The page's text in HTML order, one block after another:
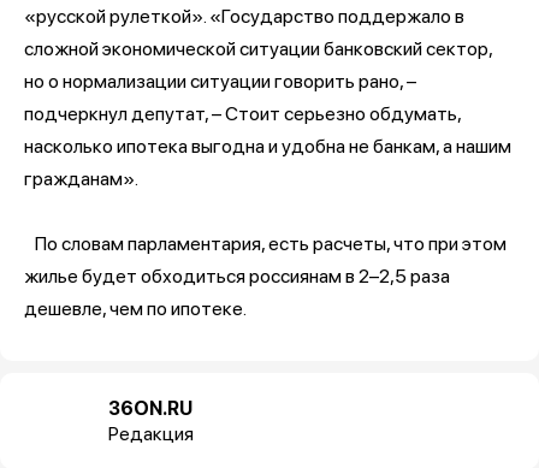
«русской рулеткой». «Государство поддержало в
сложной экономической ситуации банковский сектор,
но о нормализации ситуации говорить рано, –
подчеркнул депутат, – Стоит серьезно обдумать,
насколько ипотека выгодна и удобна не банкам, а нашим
гражданам».
По словам парламентария, есть расчеты, что при этом
жилье будет обходиться россиянам в 2–2,5 раза
дешевле, чем по ипотеке.
36ON.RU
Редакция